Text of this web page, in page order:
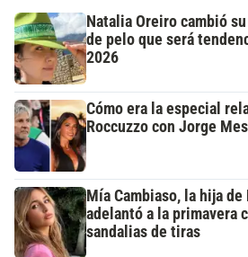
Natalia Oreiro cambió
de pelo que será
2026
Cómo era la especial
Roccuzzo con Jorge
Mía Cambiaso, la hija de
adelantó a la primavera
sandalias de tiras